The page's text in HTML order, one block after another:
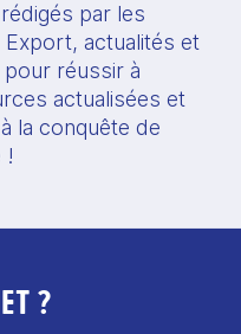
par les
actualités et
réussir à
actualisées et
la conquête de
!
?